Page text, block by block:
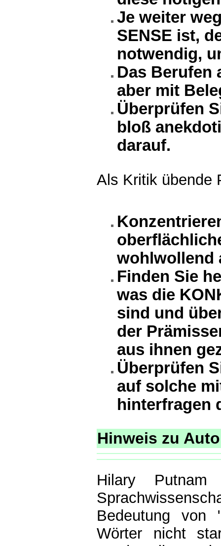
Je weiter
SENSE ist,
notwendig,
Das Berufen
aber mit
Überprüfen
bloß
darauf.
Als Kritik übende
wohlwollend
Finden Sie
was die
sind und
der
aus ihnen
Überprüfen
auf solche
hinterfragen
Hinweis zu
Hilary
Bedeutung von
Wörter nicht